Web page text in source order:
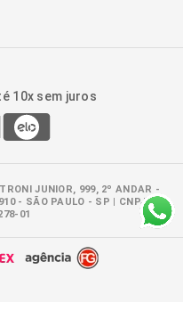
10x sem juros
JUNIOR, 999, 2º ANDAR -
- SÃO PAULO - SP | CNPJ:
01